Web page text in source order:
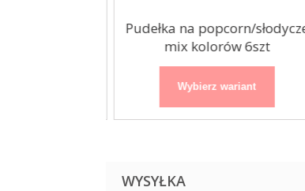
Pudełka na popcorn/słodycze
mix kolorów 6szt
Wybierz wariant
WYSYŁKA